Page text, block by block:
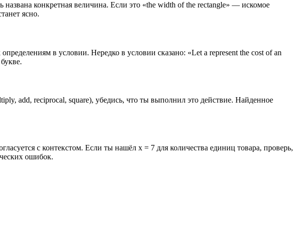
конкретная величина. Если это «the width of the rectangle» — искомое
ясно.
в условии. Нередко в условии сказано: «Let a represent the cost of an
add, reciprocal, square), убедись, что ты выполнил это действие. Найденное
с контекстом. Если ты нашёл x = 7 для количества единиц товара, проверь,
ошибок.